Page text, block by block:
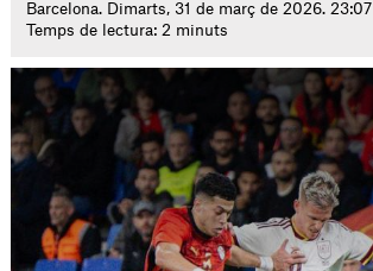
Barcelona. Dimarts, 31 de març de 2026. 23:07
Temps de lectura: 2 minuts